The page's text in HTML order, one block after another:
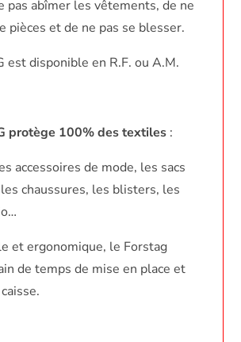
pas abîmer les vêtements, de ne
pièces et de ne pas se blesser.
est disponible en R.F. ou A.M.
protège 100% des textiles :
accessoires de mode, les sacs
chaussures, les blisters, les
et ergonomique, le Forstag
de temps de mise en place et